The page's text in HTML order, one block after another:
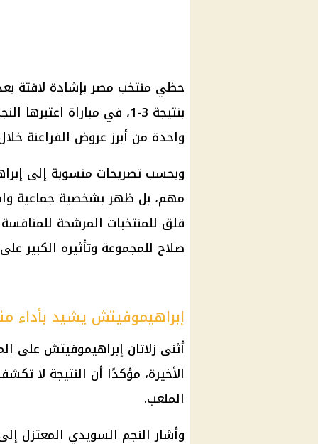
حظي منتخب مصربإشادة لافتة
بنتيجة 3-1، في مباراة
واحدة من أبرز عروض الفراعنة
وبحسب تصريحات منسوبة إلى
مهم، بل ظهر بشخصية جماعية
قلق للمنتخبات المرشحة
صلاح للمجموعة وتأثيره الكبير
إبراهيموفيتش يشيد بأداء
أثنى زلاتان إبراهيموفيتش
الأخيرة، مؤكدًا أن النتيجة لا
الملعب.